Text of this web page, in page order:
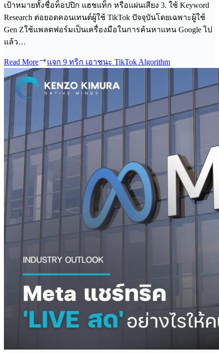
เป้าหมายทั้งชื่อท็อปปิก แฮชแท็ก หรือแผ่นเสียง 3. ใช้ Keyword
Research ต่อยอดคอนเทนต์ผู้ใช้ TikTok ปัจจุบันโดยเฉพาะผู้ใช้
Gen Zใช้แพลตฟอร์มเป็นเครื่องมือในการค้นหาแทน Google ไป
แล้ว…
Read More แจก 9 ทริก เอาชนะ TikTok Algorithm